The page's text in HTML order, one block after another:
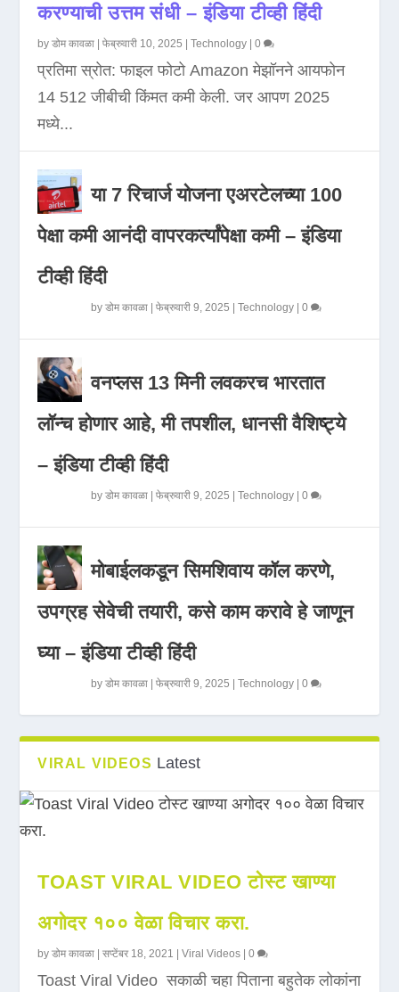
करण्याची उत्तम संधी – इंडिया टीव्ही हिंदी
byडोम कावळा |फेब्रुवारी 10, 2025 |Technology |0
प्रतिमा स्रोत: फाइल फोटो Amazon मेझॉनने आयफोन
14 512 जीबीची किंमत कमी केली. जर आपण 2025
मध्ये...
या 7 रिचार्ज योजना एअरटेलच्या 100
पेक्षा कमी आनंदी वापरकर्त्यांपेक्षा कमी – इंडिया
टीव्ही हिंदी
byडोम कावळा |फेब्रुवारी 9, 2025 |Technology |0
वनप्लस 13 मिनी लवकरच भारतात
लॉन्च होणार आहे, मी तपशील, धानसी वैशिष्ट्ये
– इंडिया टीव्ही हिंदी
byडोम कावळा |फेब्रुवारी 9, 2025 |Technology |0
मोबाईलकडून सिमशिवाय कॉल करणे,
उपग्रह सेवेची तयारी, कसे काम करावे हे जाणून
घ्या – इंडिया टीव्ही हिंदी
byडोम कावळा |फेब्रुवारी 9, 2025 |Technology |0
VIRAL VIDEOS Latest
TOAST VIRAL VIDEO टोस्ट खाण्या
अगोदर १०० वेळा विचार करा.
byडोम कावळा |सप्टेंबर 18, 2021 |Viral Videos |0
Toast Viral Video सकाळी चहा पिताना बहुतेक लोकांना